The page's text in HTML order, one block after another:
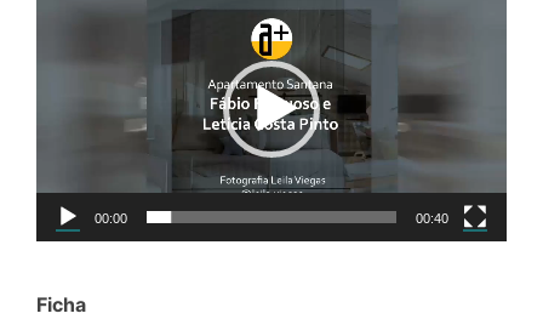
00:00 00:40
Ficha